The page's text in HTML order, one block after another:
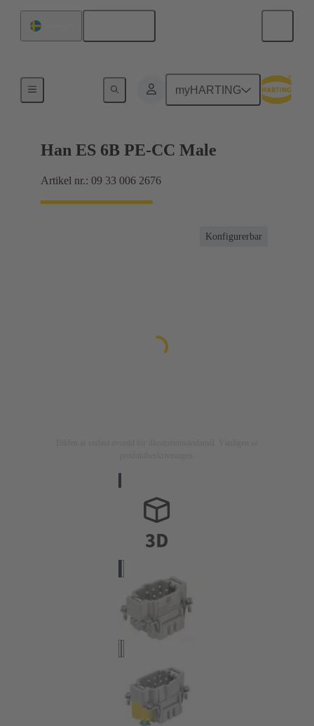
myHARTING
Strömmar upp till 16 A
Han ES 6B PE-CC Male
Artikel nr.: 09 33 006 2676
Konfigurerbar